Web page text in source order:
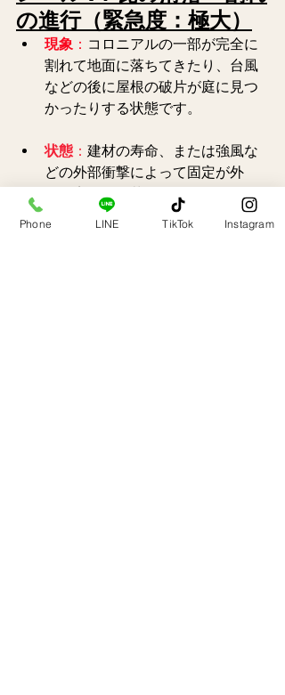
の進行（緊急度：極大）
現象 ： コロニアルの一部が完全に
割れて地面に落ちてきたり、台風
などの後に屋根の破片が庭に見つ
かったりする状態です。
状態 ： 建材の寿命、または強風な
どの外部衝撃によって固定が外
れ、完全に脱落しています 。
Phone LINE TikTok Instagram